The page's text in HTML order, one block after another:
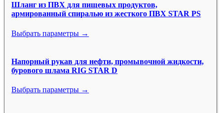
Шланг из ПВХ для пищевых продуктов,
армированный спиралью из жесткого ПВХ STAR PS
Выбрать параметры →
Напорный рукав для нефти, промывочной жидкости,
бурового шлама RIG STAR D
Выбрать параметры →